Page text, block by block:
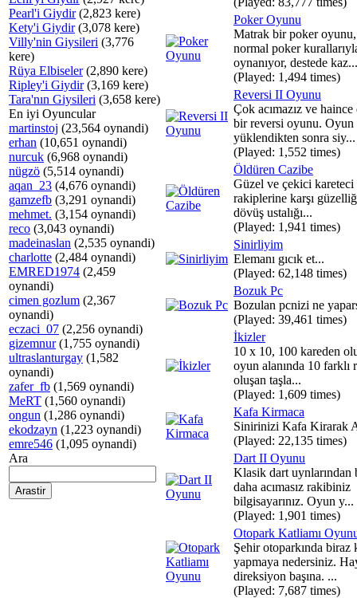
Pearl'i Giydir(2,823 kere)
Kety'i Giydir(3,078 kere)
Villy'nin Giysileri (3,776
kere)
Rüya Elbiseler(2,890 kere)
Ripley'i Giydir(3,169 kere)
Tara'nın Giysileri (3,658 kere)
En iyi Oyuncular
martinstoj (23,564 oynandi)
erhan (10,651 oynandi)
nurcuk (6,968 oynandi)
nügzö (5,514 oynandi)
aqan_23 (4,676 oynandi)
gamzefb (3,291 oynandi)
mehmet. (3,154 oynandi)
reco (3,043 oynandi)
madeinaslan (2,535 oynandi)
charlotte (2,484 oynandi)
EMRED1974 (2,459
oynandi)
cimen gozlum (2,367
oynandi)
eczaci_07 (2,256 oynandi)
gizemnur(1,755 oynandi)
ultraslanturgay (1,582
oynandi)
zafer_fb (1,569 oynandi)
MeRT (1,560 oynandi)
ongun (1,286 oynandi)
ekodzayn (1,223 oynandi)
emre546 (1,095 oynandi)
Ara
Poker Oyunu
Matrak bir poker
normal poker
oynanıyor, destede kaz...
(Played: 1,494 times)
Reversi II Oyunu
Çok acımazız ve
bir reversi oyunu. Oyun
yüklendikten sonra siy...
(Played: 1,552 times)
Öldüren Cazibe
Güzel ve çekici kareteci
rakiplerine karşı
dövüş ustalığı...
(Played: 1,941 times)
Sinirliyim
Elemanı gıcık et...
(Played: 62,148 times)
Bozuk Pc
Bozulan pcnizi ne
(Played: 39,461 times)
İkizler
10 x 10, 100 kareden
oyun alanında 10 farklı
oluşan taşla...
(Played: 1,609 times)
Kafa Kirmaca
Sinirinizi Kafa Kirarak
(Played: 22,135 times)
Dart II Oyunu
Klasik dart uynlarından
daha acımasız rakibiniz
bilgisayarınız. Oyun y...
(Played: 1,901 times)
Otopark Katliamı
Şehir otoparkında biraz
yapmaya nedersiniz.
direksiyon başına. ...
(Played: 7,687 times)